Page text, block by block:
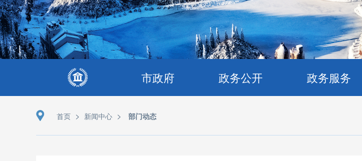
市政府 政务公开 政务服务
首页 > 新闻中心 > 部门动态